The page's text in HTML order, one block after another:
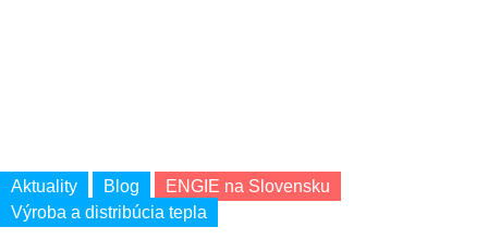
Aktuality Blog
ENGIE na Slovensku
Výroba a distribúcia tepla